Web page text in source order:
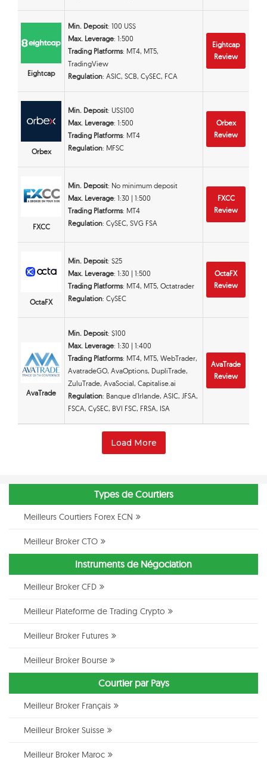
Eightcap
Min. Deposit: 100 US$
Max. Leverage: 1:500
Trading Platforms: MT4, MT5,
TradingView
Regulation: ASIC, SCB, CySEC, FCA
Eightcap
Review
Orbex
Min. Deposit: US$100
Max. Leverage: 1:500
Trading Platforms: MT4
Regulation: MFSC
Orbex
Review
FXCC
Min. Deposit: No minimum deposit
Max. Leverage: 1:30 | 1:500
Trading Platforms: MT4
Regulation: CySEC, SVG FSA
FXCC
Review
OctaFX
Min. Deposit: $25
Max. Leverage: 1:30 | 1:500
Trading Platforms: MT4, MT5, Octatrader
Regulation: CySEC
OctaFX
Review
AvaTrade
Min. Deposit: $100
Max. Leverage: 1:30 | 1:400
Trading Platforms: MT4, MT5, WebTrader,
AvatradeGO, AvaOptions, DupliTrade,
ZuluTrade, AvaSocial, Capitalise.ai
Regulation: Banque d'Irlande, ASIC, JFSA,
FSCA, CySEC, BVI FSC, FRSA, ISA
AvaTrade
Review
Load More
Types de Courtiers
Meilleurs Courtiers Forex ECN
Meilleur Broker CTO
Instruments de Négociation
Meilleur Broker CFD
Meilleur Plateforme de Trading Crypto
Meilleur Broker Futures
Meilleur Broker Bourse
Courtier par Pays
Meilleur Broker Français
Meilleur Broker Suisse
Meilleur Broker Maroc